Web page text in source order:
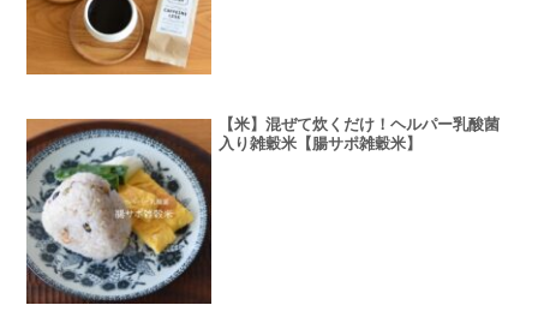
【米】混ぜて炊くだけ！ヘルパー乳酸菌
入り雑穀米【腸サポ雑穀米】